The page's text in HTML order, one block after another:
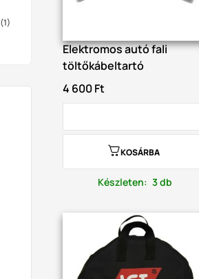
(1)
Elektromos autó fali
töltőkábeltartó
4 600 Ft
KOSÁRBA
Készleten: 3 db